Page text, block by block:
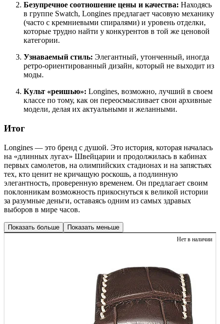
Безупречное соотношение цены и качества: Находясь
в группе Swatch, Longines предлагает часовую механику
(часто с кремниевыми спиралями) и уровень отделки,
которые трудно найти у конкурентов в той же ценовой
категории.
Узнаваемый стиль: Элегантный, утонченный, иногда
ретро-ориентированный дизайн, который не выходит из
моды.
Культ «реишью»: Longines, возможно, лучший в своем
классе по тому, как он переосмысливает свои архивные
модели, делая их актуальными и желанными.
Итог
Longines — это бренд с душой. Это история, которая началась
на «длинных лугах» Швейцарии и продолжилась в кабинах
первых самолетов, на олимпийских стадионах и на запястьях
тех, кто ценит не кричащую роскошь, а подлинную
элегантность, проверенную временем. Он предлагает своим
поклонникам возможность прикоснуться к великой истории
за разумные деньги, оставаясь одним из самых здравых
выборов в мире часов.
Показать больше Показать меньше
Нет в наличии